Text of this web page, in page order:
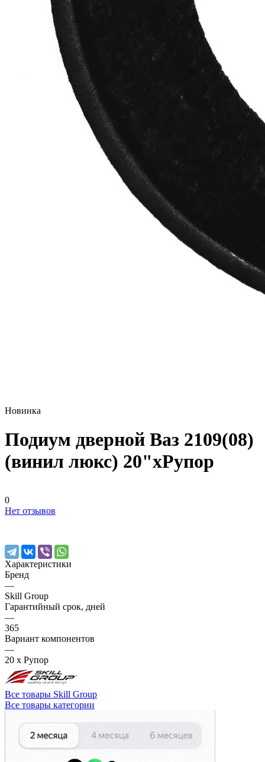
Новинка
Подиум дверной Ваз 2109(08)
(винил люкс) 20"xРупор
0
Нет отзывов
Характеристики
Бренд
—
Skill Group
Гарантийный срок, дней
—
365
Вариант компонентов
—
20 x Рупор
Все товары Skill Group
Все товары категории